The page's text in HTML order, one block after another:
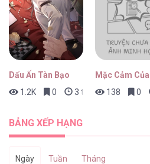
Báo Cáo Sếp Tôi
Dấu Ấn Tàn Bạo
1.2K
0 3 tháng trước
Mặc Cảm
138
0
BẢNG XẾP HẠNG
Ngày Tuần Tháng